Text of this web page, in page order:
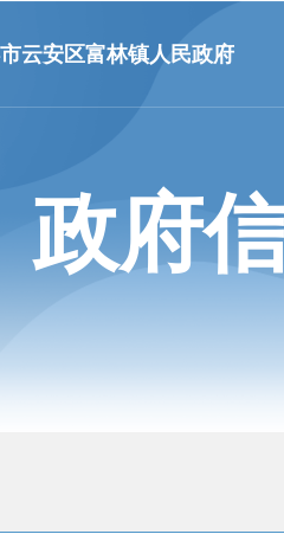
云安区富林镇人民政府
政府